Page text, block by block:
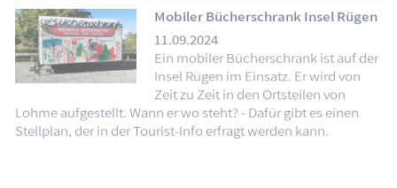
Mobiler Bücherschrank Insel Rügen
11.09.2024
Ein mobiler Bücherschrank ist auf der
Insel Rügen im Einsatz. Er wird von
Zeit zu Zeit in den Ortsteilen von
Lohme aufgestellt. Wann er wo steht? - Dafür gibt es einen